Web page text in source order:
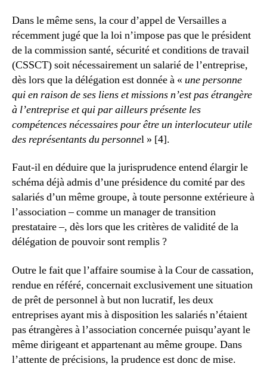
Dans le même sens, la cour d’appel de Versailles a
récemment jugé que la loi n’impose pas que le président
de la commission santé, sécurité et conditions de travail
(CSSCT) soit nécessairement un salarié de l’entreprise,
dès lors que la délégation est donnée à « une personne
qui en raison de ses liens et missions n’est pas étrangère
à l’entreprise et qui par ailleurs présente les
compétences nécessaires pour être un interlocuteur utile
des représentants du personnel » [4].
Faut-il en déduire que la jurisprudence entend élargir le
schéma déjà admis d’une présidence du comité par des
salariés d’un même groupe, à toute personne extérieure à
l’association – comme un manager de transition
prestataire –, dès lors que les critères de validité de la
délégation de pouvoir sont remplis ?
Outre le fait que l’affaire soumise à la Cour de cassation,
rendue en référé, concernait exclusivement une situation
de prêt de personnel à but non lucratif, les deux
entreprises ayant mis à disposition les salariés n’étaient
pas étrangères à l’association concernée puisqu’ayant le
même dirigeant et appartenant au même groupe. Dans
l’attente de précisions, la prudence est donc de mise.